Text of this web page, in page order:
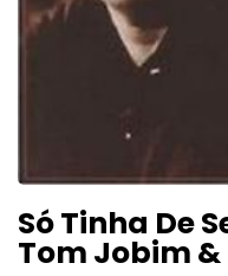
Só Tinha De
Tom Jobim &